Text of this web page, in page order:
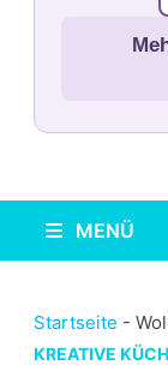
MENÜ
Startseite -
KREATIVE